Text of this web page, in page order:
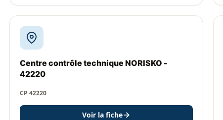
Centre contrôle technique NORISKO -
42220
CP 42220
Voir la fiche